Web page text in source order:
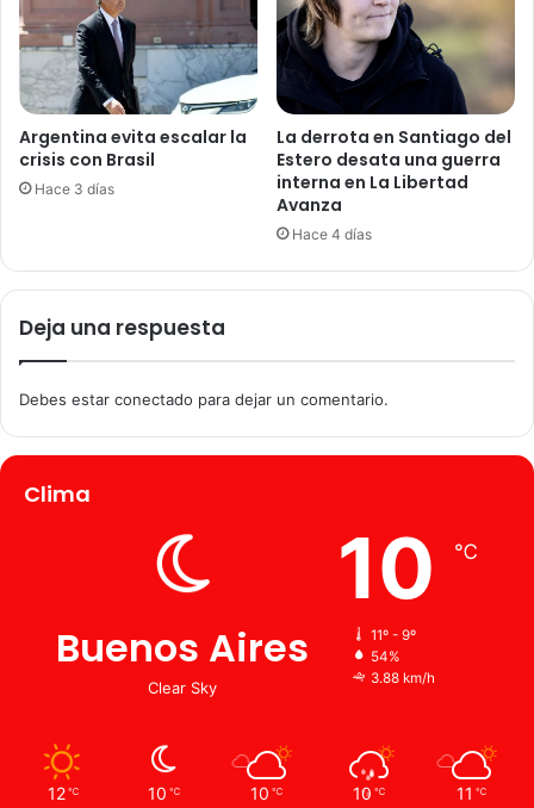
Argentina evita escalar la
crisis con Brasil
Hace 3 días
La derrota en Santiago del
Estero desata una guerra
interna en La Libertad
Avanza
Hace 4 días
Deja una respuesta
Debes estar conectado para dejar un comentario.
Clima
Buenos Aires
Clear Sky
10 ℃
11º - 9º
54%
3.88 km/h
12 ℃ 10 ℃ 10 ℃ 10 ℃ 11 ℃